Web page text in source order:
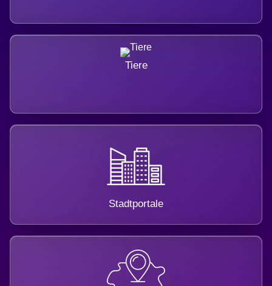
Tiere
Stadtportale